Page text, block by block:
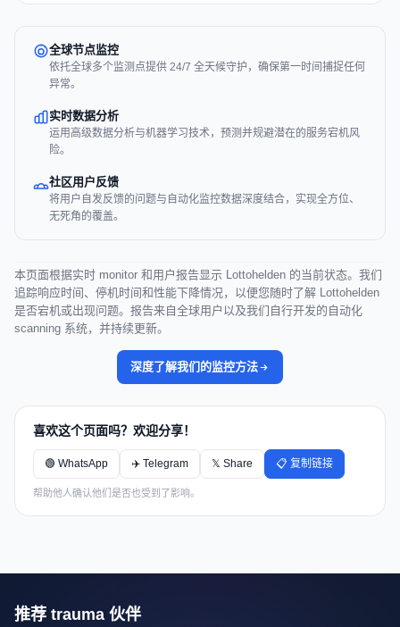
全球节点监控
依托全球多个监测点提供 24/7 全天候守护，确保第一时间捕捉任何
异常。
实时数据分析
运用高级数据分析与机器学习技术，预测并规避潜在的服务宕机风
险。
社区用户反馈
将用户自发反馈的问题与自动化监控数据深度结合，实现全方位、
无死角的覆盖。
本页面根据实时 monitor 和用户报告显示 Lottohelden 的当前状态。我们
追踪响应时间、停机时间和性能下降情况，以便您随时了解 Lottohelden
是否宕机或出现问题。报告来自全球用户以及我们自行开发的自动化
scanning 系统，并持续更新。
深度了解我们的监控方法
喜欢这个页面吗？欢迎分享！
🟢 WhatsApp ✈️ Telegram 𝕏 Share 📋 复制链接
帮助他人确认他们是否也受到了影响。
推荐 trauma 伙伴